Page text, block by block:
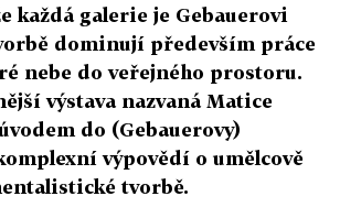
každá galerie je Gebauerovi
dominují především práce
nebe do veřejného prostoru.
výstava nazvaná Matice
do (Gebauerovy)
výpovědí o umělcově
tvorbě.